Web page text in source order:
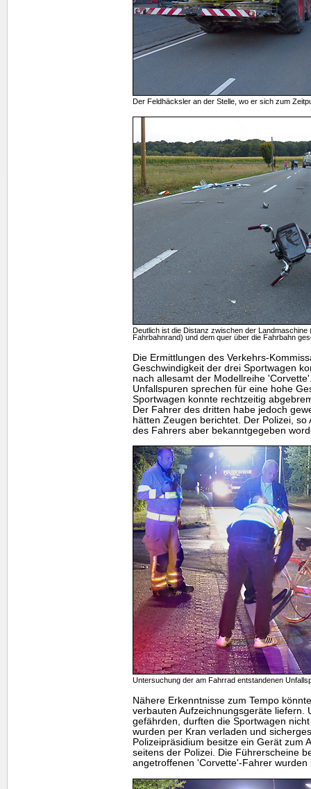
Der Feldhäcksler an der Stelle, wo er sich zum
Deutlich ist die Distanz zwischen der
Fahrbahnrand) und dem quer über die Fahrbahn
Die Ermittlungen des Verkehrs-
Geschwindigkeit der drei Sportwagen
nach allesamt der Modellreihe
Unfallspuren sprechen für eine hohe
Sportwagen konnte rechtzeitig
Der Fahrer des dritten habe jedoch
hätten Zeugen berichtet. Der Polizei,
des Fahrers aber bekanntgegeben
Untersuchung der am Fahrrad entstandenen
Nähere Erkenntnisse zum Tempo
verbauten Aufzeichnungsgeräte liefern.
gefährden, durften die Sportwagen
wurden per Kran verladen und
Polizeipräsidium besitze ein Gerät zum
seitens der Polizei. Die Führerscheine
angetroffenen 'Corvette'-Fahrer wurden